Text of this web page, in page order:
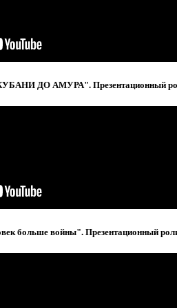
ДО АМУРА". Презентационный
больше войны". Презентационный